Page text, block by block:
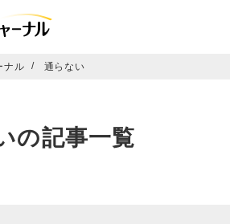
ナル 通らない
の記事一覧